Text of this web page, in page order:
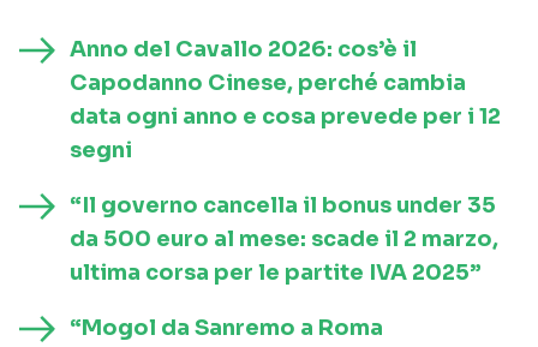
Anno del Cavallo 2026: cos’è il
Capodanno Cinese, perché cambia
data ogni anno e cosa prevede per i 12
segni
“Il governo cancella il bonus under 35
da 500 euro al mese: scade il 2 marzo,
ultima corsa per le partite IVA 2025”
“Mogol da Sanremo a Roma